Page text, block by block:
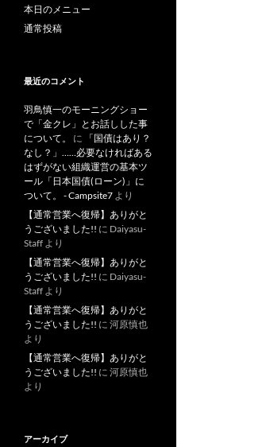
本日のメニュー
通常投稿
最近のコメント
羽鳥慎一のモーニングショー
で「金クレ」とお話しした事
について。
に
「国債はあり？
なし？」……必要なければある
はずがない組織運営の基本ツ
ール「日本国債(ローン)」に
ついて。 - Campsite7 より
【通常営業へ復帰】ありがと
うございました!! に Daiyasu-
Staff より
【通常営業へ復帰】ありがと
うございました!! に Daiyasu-
Staff より
【通常営業へ復帰】ありがと
うございました!! に 河原慎也
より
【通常営業へ復帰】ありがと
うございました!! に 河原慎也
より
アーカイブ